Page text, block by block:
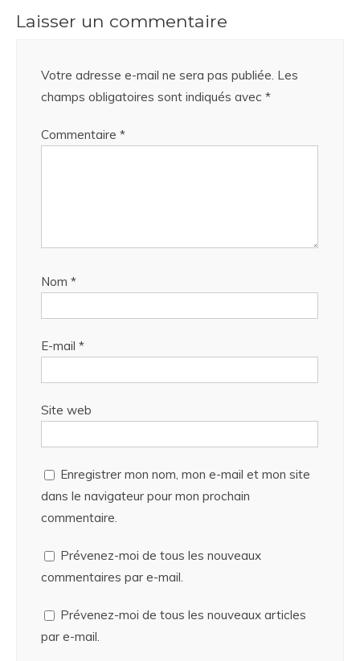
Laisser un commentaire
Votre adresse e-mail ne sera pas publiée. Les
champs obligatoires sont indiqués avec *
Commentaire *
Nom *
E-mail *
Site web
Enregistrer mon nom, mon e-mail et mon site
dans le navigateur pour mon prochain
commentaire.
Prévenez-moi de tous les nouveaux
commentaires par e-mail.
Prévenez-moi de tous les nouveaux articles
par e-mail.